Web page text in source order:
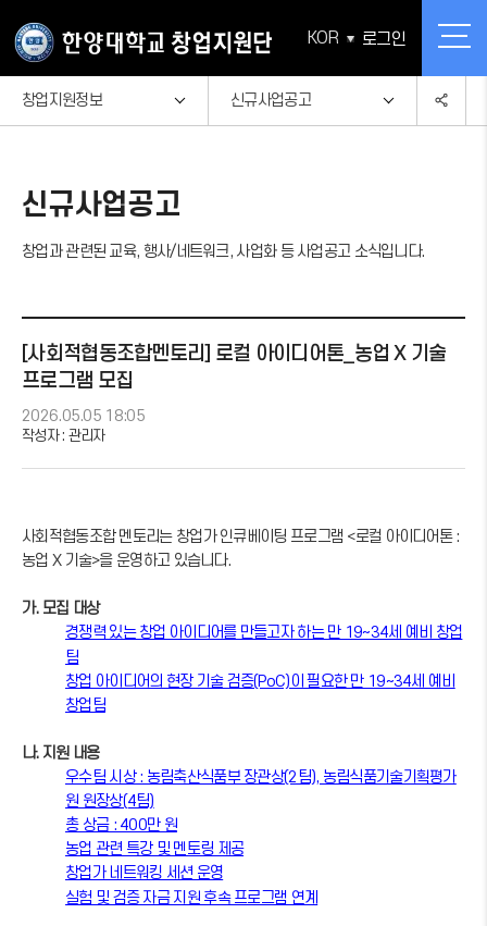
로그인
KOR
창업지원정보
창업상담
창업지원정보
투자연계
창업지원단 소개
신규사업공고
신규사업공고
FAQ
신규사업공고
창업과 관련된 교육, 행사/네트워크, 사업화 등 사업공고 소식입니다.
[사회적협동조합멘토리] 로컬 아이디어톤_농업 X 기술
프로그램 모집
2026.05.05 18:05
작성자 : 관리자
사회적협동조합 멘토리는 창업가 인큐베이팅 프로그램 <로컬 아이디어톤 :
농업 X 기술>을 운영하고 있습니다.
가. 모집 대상
경쟁력 있는 창업 아이디어를 만들고자 하는 만 19~34세 예비 창업
팀
창업 아이디어의 현장 기술 검증(PoC)이 필요한 만 19~34세 예비
창업팀
나. 지원 내용
우수팀 시상 : 농림축산식품부 장관상(2팀), 농림식품기술기획평가
원 원장상(4팀)
총 상금 : 400만 원
농업 관련 특강 및 멘토링 제공
창업가 네트워킹 세션 운영
실험 및 검증 자금 지원 후속 프로그램 연계